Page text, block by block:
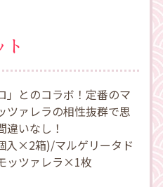
」とのコラボ！定番のマ
ツァレラの相性抜群で思
いなし！
入×2箱)/マルゲリータド
ッツァレラ×1枚